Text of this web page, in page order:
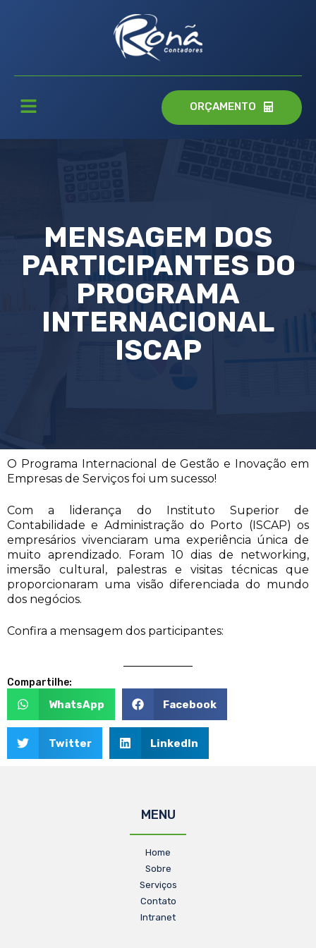
ORÇAMENTO
MENSAGEM DOS
PARTICIPANTES DO
PROGRAMA
INTERNACIONAL
ISCAP
O Programa Internacional de Gestão e Inovação em
Empresas de Serviços foi um sucesso!
Com a liderança do Instituto Superior de
Contabilidade e Administração do Porto (ISCAP) os
empresários vivenciaram uma experiência única de
muito aprendizado. Foram 10 dias de networking,
imersão cultural, palestras e visitas técnicas que
proporcionaram uma visão diferenciada do mundo
dos negócios.
Confira a mensagem dos participantes:
Compartilhe:
WhatsApp Facebook
Twitter LinkedIn
MENU
Home
Sobre
Serviços
Contato
Intranet